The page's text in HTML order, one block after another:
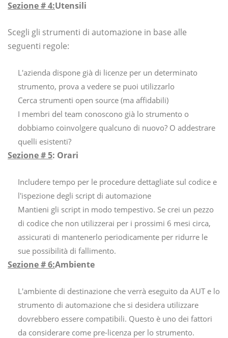
Sezione # 4:Utensili
Scegli gli strumenti di automazione in base alle
seguenti regole:
L'azienda dispone già di licenze per un determinato
strumento, prova a vedere se puoi utilizzarlo
Cerca strumenti open source (ma affidabili)
I membri del team conoscono già lo strumento o
dobbiamo coinvolgere qualcuno di nuovo? O addestrare
quelli esistenti?
Sezione # 5: Orari
Includere tempo per le procedure dettagliate sul codice e
l'ispezione degli script di automazione
Mantieni gli script in modo tempestivo. Se crei un pezzo
di codice che non utilizzerai per i prossimi 6 mesi circa,
assicurati di mantenerlo periodicamente per ridurre le
sue possibilità di fallimento.
Sezione # 6:Ambiente
L'ambiente di destinazione che verrà eseguito da AUT e lo
strumento di automazione che si desidera utilizzare
dovrebbero essere compatibili. Questo è uno dei fattori
da considerare come pre-licenza per lo strumento.